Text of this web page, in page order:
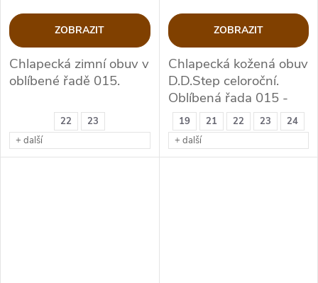
22
23
+ další
ZOBRAZIT
Chlapecká zimní obuv v
oblíbené řadě 015.
19 21 22 23
24
+ další
ZOBRAZIT
Chlapecká kožená obuv
D.D.Step celoroční.
Oblíbená řada 015 -
flexi.